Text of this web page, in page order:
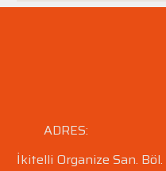
ADRES:
İkitelli Organize San. Böl.